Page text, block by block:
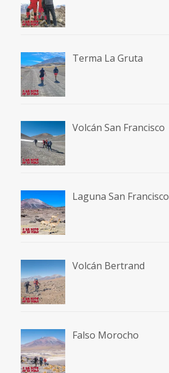
Terma La Gruta
Volcán San Francisco
Laguna San Francisco
Volcán Bertrand
Falso Morocho